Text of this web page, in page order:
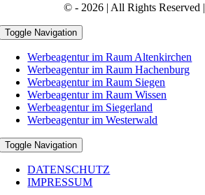
© - 2026 | All Rights Reserved |
Toggle Navigation
Werbeagentur im Raum Altenkirchen
Werbeagentur im Raum Hachenburg
Werbeagentur im Raum Siegen
Werbeagentur im Raum Wissen
Werbeagentur im Siegerland
Werbeagentur im Westerwald
Toggle Navigation
DATENSCHUTZ
IMPRESSUM